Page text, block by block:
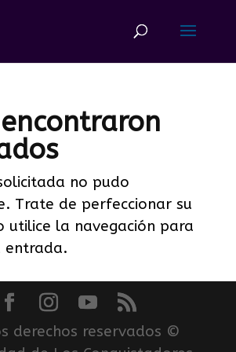
encontraron
no pudo
Trate de perfeccionar su
utilice la navegación para
entrada.
derechos reservados ©